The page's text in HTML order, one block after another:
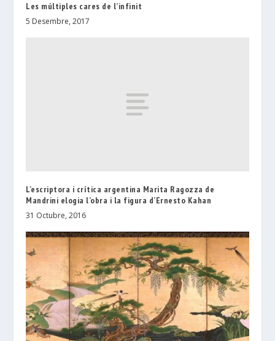
Les múltiples cares de l’infinit
5 Desembre, 2017
L’escriptora i crítica argentina Marita Ragozza de
Mandrini elogia l’obra i la figura d’Ernesto Kahan
31 Octubre, 2016